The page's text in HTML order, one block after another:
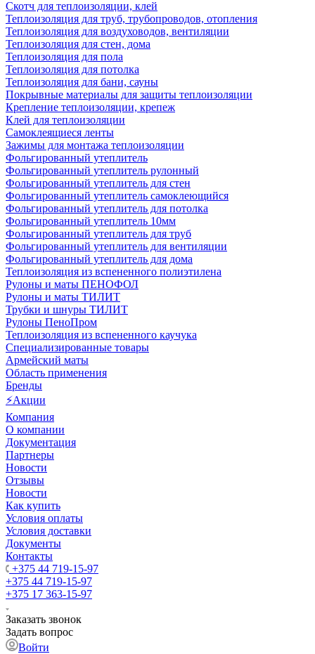
Скотч для теплоизоляции, клей
Теплоизоляция для труб, трубопроводов, отопления
Теплоизоляция для воздуховодов, вентиляции
Теплоизоляция для стен, дома
Теплоизоляция для пола
Теплоизоляция для потолка
Теплоизоляция для бани, сауны
Покрывные материалы для защиты теплоизоляции
Крепление теплоизоляции, крепеж
Клей для теплоизоляции
Самоклеящиеся ленты
Зажимы для монтажа теплоизоляции
Фольгированный утеплитель
Фольгированный утеплитель рулонный
Фольгированный утеплитель для стен
Фольгированный утеплитель самоклеющийся
Фольгированный утеплитель для потолка
Фольгированный утеплитель 10мм
Фольгированный утеплитель для труб
Фольгированный утеплитель для вентиляции
Фольгированный утеплитель для дома
Теплоизоляция из вспененного полиэтилена
Рулоны и маты ПЕНОФОЛ
Рулоны и маты ТИЛИТ
Трубки и шнуры ТИЛИТ
Рулоны ПеноПром
Теплоизоляция из вспененного каучука
Специализированные товары
Армейский маты
Область применения
Бренды
⚡Акции
Компания
О компании
Документация
Партнеры
Новости
Отзывы
Новости
Как купить
Условия оплаты
Условия доставки
Документы
Контакты
+375 44 719-15-97
+375 44 719-15-97
+375 17 363-15-97
Заказать звонок
Задать вопрос
Войти